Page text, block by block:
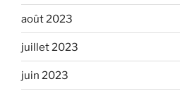
août 2023
juillet 2023
juin 2023